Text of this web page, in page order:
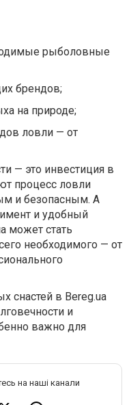
рыболовные
брендов;
на природе;
ловли — от
— это инвестиция в
процесс ловли
и безопасным. А
и удобный
может стать
необходимого — от
снастей в Bereg.ua
и
важно для
на наші канали